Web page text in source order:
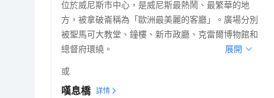
位於威尼斯市中心，是威尼斯最熱鬧、最繁華的地
方，被拿破崙稱為「歐洲最美麗的客廳」。廣場分別
被聖馬可大教堂、鐘樓、新市政廳、克雷爾博物館和
總督府環繞。
展開
或
嘆息橋